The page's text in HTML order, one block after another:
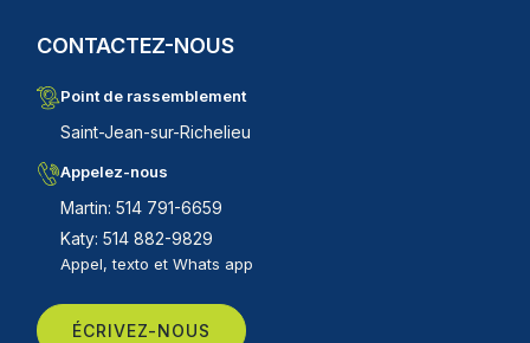
CONTACTEZ-NOUS
Point de rassemblement
Saint-Jean-sur-Richelieu
Appelez-nous
Martin: 514 791-6659
Katy: 514 882-9829
Appel, texto et Whats app
ÉCRIVEZ-NOUS